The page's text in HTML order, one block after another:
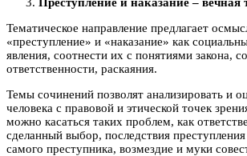
Тематическое направление предлагает
«преступление» и «наказание» как
явления, соотнести их с понятиями закона,
ответственности, раскаяния.
Темы сочинений позволят анализировать и
человека с правовой и этической точек
можно касаться таких проблем, как
сделанный выбор, последствия
самого преступника, возмездие и муки